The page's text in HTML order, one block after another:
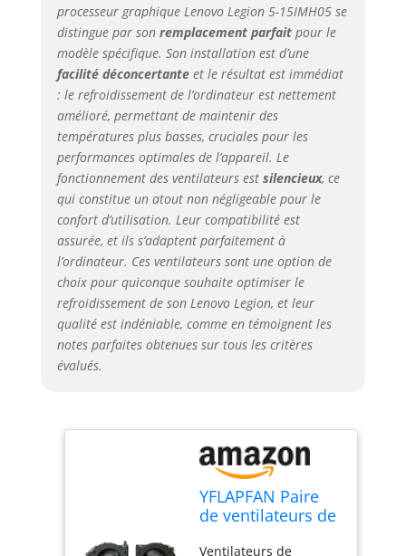
processeur graphique Lenovo Legion 5-15IMH05 se
distingue par son remplacement parfaitpour le
modèle spécifique. Son installation est d’une
facilité déconcertanteet le résultat est immédiat
: le refroidissement de l’ordinateur est nettement
amélioré, permettant de maintenir des
températures plus basses, cruciales pour les
performances optimales de l’appareil. Le
fonctionnement des ventilateurs est silencieux, ce
qui constitue un atout non négligeable pour le
confort d’utilisation. Leur compatibilité est
assurée, et ils s’adaptent parfaitement à
l’ordinateur. Ces ventilateurs sont une option de
choix pour quiconque souhaite optimiser le
refroidissement de son Lenovo Legion, et leur
qualité est indéniable, comme en témoignent les
notes parfaites obtenues sur tous les critères
évalués.
YFLAPFAN Paire
de ventilateurs de
Ventilateurs de